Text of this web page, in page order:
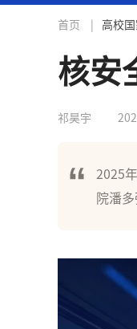
首页 高校
核安
祁昊宇
2025
院潘多